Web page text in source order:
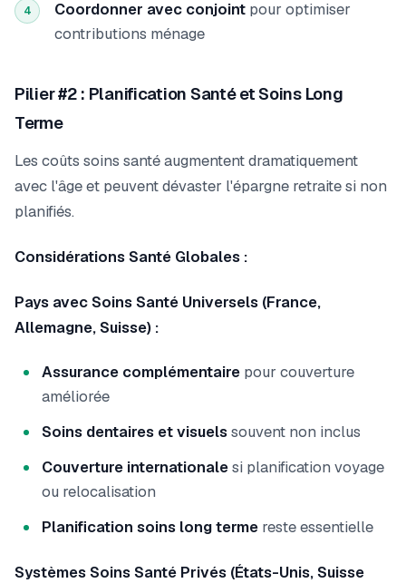
4 Coordonner avec conjoint pour optimiser
contributions ménage
Pilier #2 : Planification Santé et Soins Long
Terme
Les coûts soins santé augmentent dramatiquement
avec l'âge et peuvent dévaster l'épargne retraite si non
planifiés.
Considérations Santé Globales :
Pays avec Soins Santé Universels (France,
Allemagne, Suisse) :
Assurance complémentaire pour couverture
améliorée
Soins dentaires et visuelssouvent non inclus
Couverture internationalesi planification voyage
ou relocalisation
Planification soins long terme reste essentielle
Systèmes Soins Santé Privés (États-Unis, Suisse